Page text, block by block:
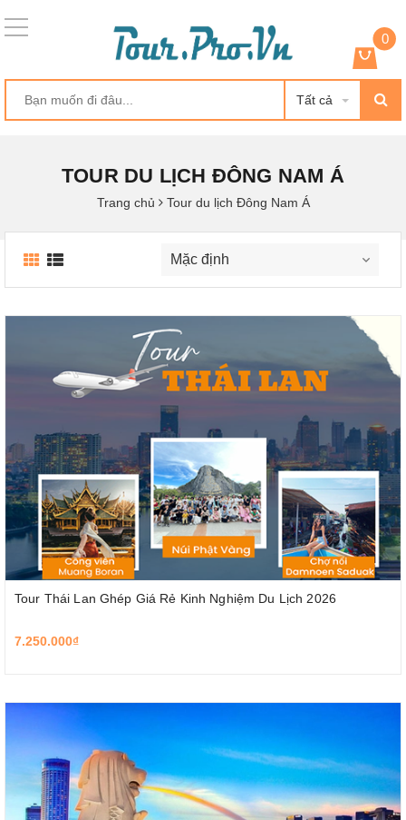
Tất cả
0
TOUR DU LỊCH ĐÔNG NAM Á
Trang chủ Tour du lịch Đông Nam Á
Tour Thái Lan Ghép Giá Rẻ Kinh Nghiệm Du Lịch 2026
7.250.000₫